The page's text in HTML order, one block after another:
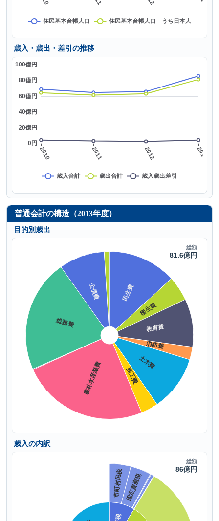
歳入・歳出・差引の推移
普通会計の構造（2013年度）
目的別歳出
歳入の内訳